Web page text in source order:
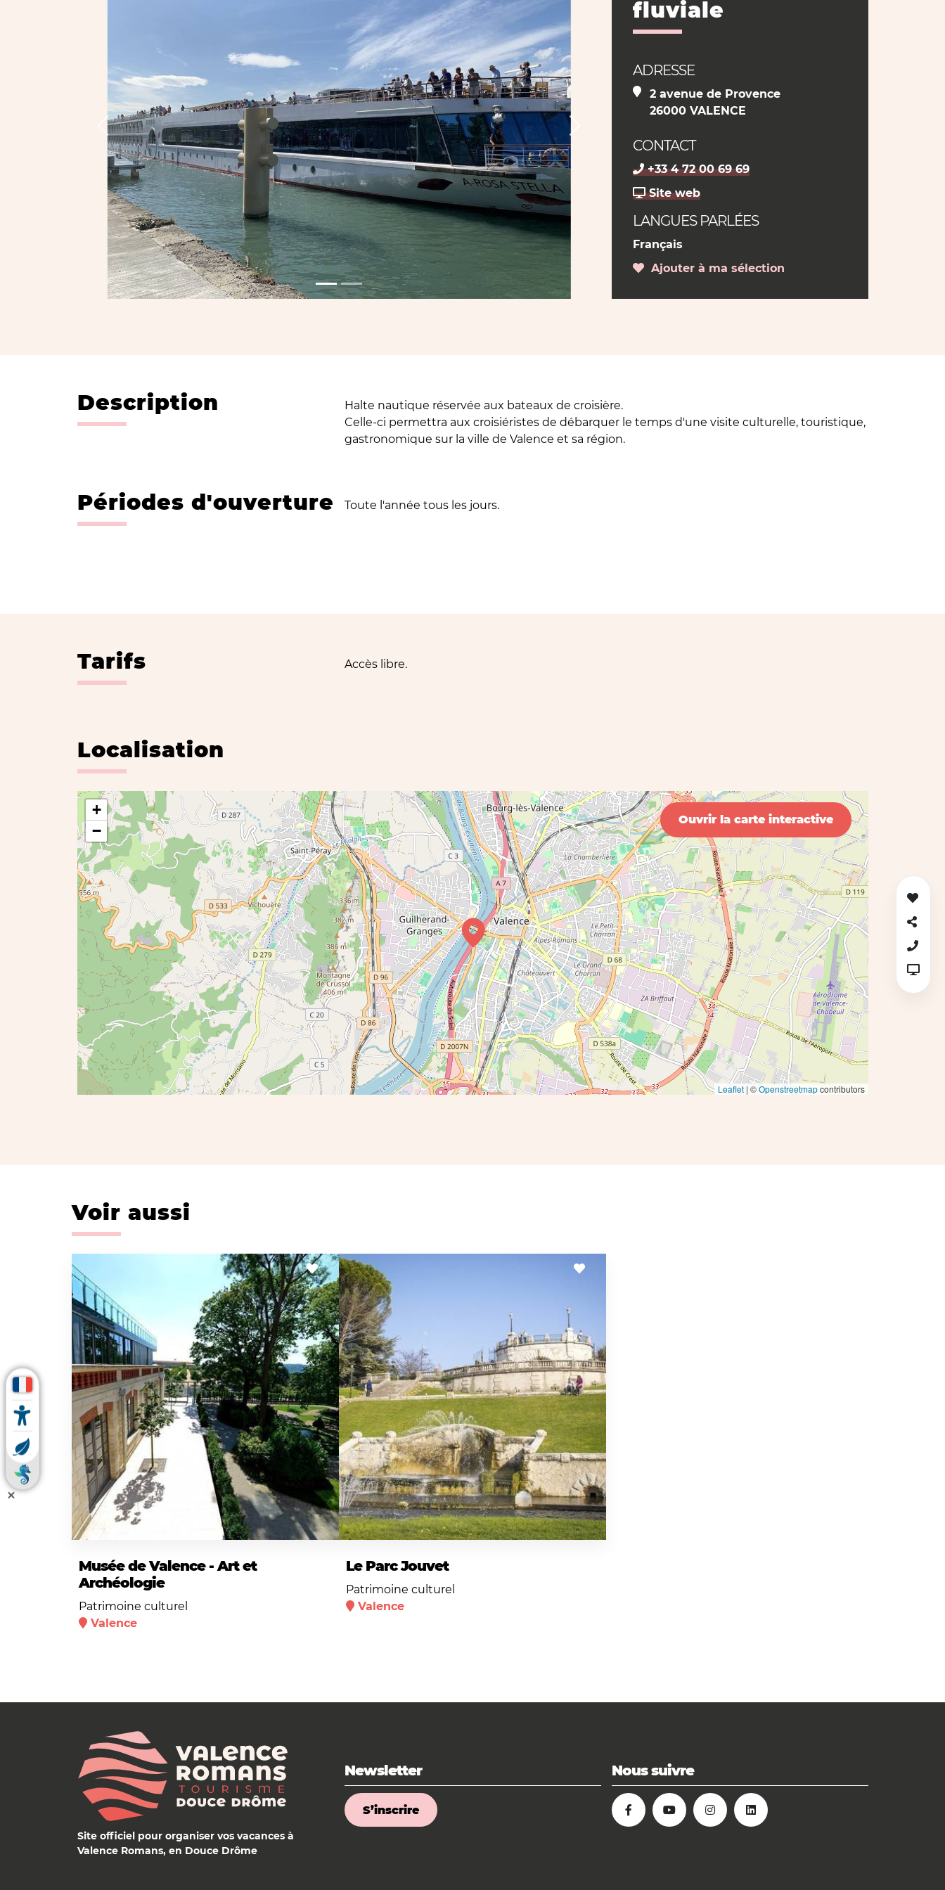
fluviale
ADRESSE
2 avenue de Provence
26000 VALENCE
CONTACT
+33 4 72 00 69 69
Site web
LANGUES PARLÉES
Français
Ajouter à ma sélection
Description
Halte nautique réservée aux bateaux de croisière.
Celle-ci permettra aux croisiéristes de débarquer le temps d'une visite culturelle, touristique,
gastronomique sur la ville de Valence et sa région.
Périodes d'ouverture Toute l'année tous les jours.
Tarifs Accès libre.
Localisation
Ouvrir la carte interactive
+
−
Leaflet| ©Openstreetmapcontributors
Voir aussi
Musée de Valence - Art et
Archéologie
Patrimoine culturel
Valence
Le Parc Jouvet
Patrimoine culturel
Valence
Site officiel pour organiser vos vacances à
Valence Romans, en Douce Drôme
Newsletter
S’inscrire
Nous suivre